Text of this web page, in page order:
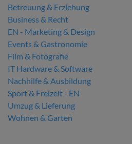
Betreuung & Erziehung
Business & Recht
EN - Marketing & Design
Events & Gastronomie
Film & Fotografie
IT Hardware & Software
Nachhilfe & Ausbildung
Sport & Freizeit - EN
Umzug & Lieferung
Wohnen & Garten